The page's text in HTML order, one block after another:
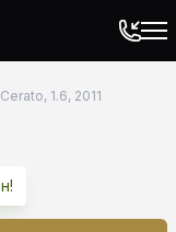
1.6, 2011